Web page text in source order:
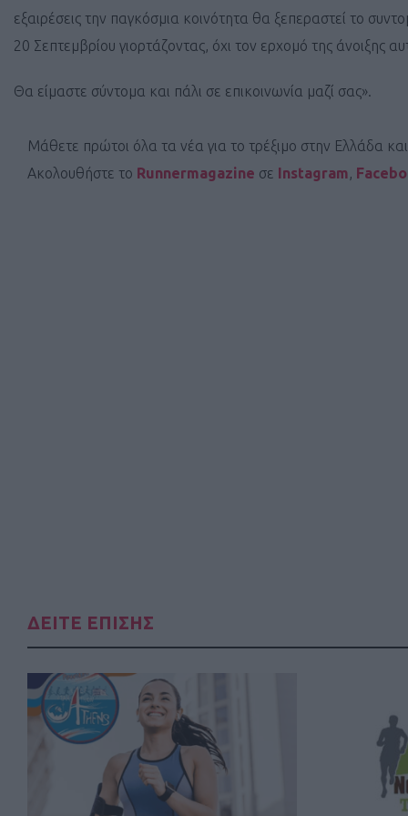
εξαιρέσεις την παγκόσμια κοινότητα θα ξεπεραστεί το
20 Σεπτεμβρίου γιορτάζοντας, όχι τον ερχομό της άνοιξης
Θα είμαστε σύντομα και πάλι σε επικοινωνία μαζί σας».
Μάθετε πρώτοι όλα τα νέα για το τρέξιμο στην Ελλάδα
Ακολουθήστε το Runnermagazine σε Instagram,
ΔΕΙΤΕ ΕΠΙΣΗΣ